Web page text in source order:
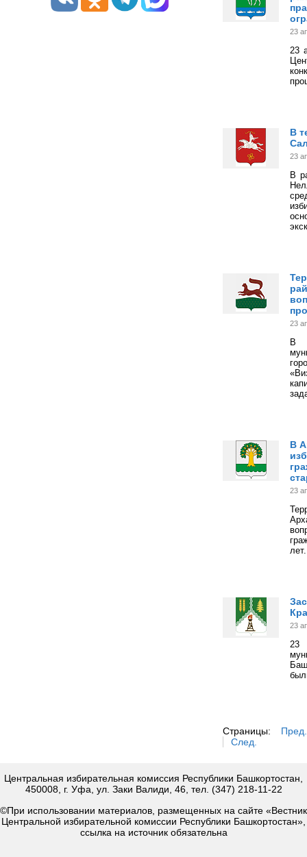
23
23
В
23
В
23
В
В
23
лет.
23
23
Страницы:
Пред.
След.
Центральная избирательная комиссия Республики Башкортостан,
450008, г. Уфа, ул. Заки Валиди, 46, тел. (347) 218-11-22
©При использовании материалов, размещенных на сайте «Вестник
Центральной избирательной комиссии Республики Башкортостан»,
ссылка на источник обязательна